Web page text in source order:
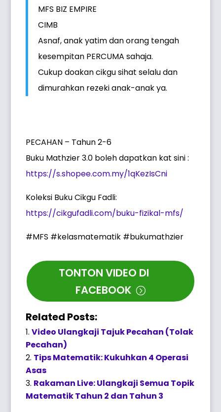
MFS BIZ EMPIRE
CIMB
Asnaf, anak yatim dan orang tengah
kesempitan PERCUMA sahaja.
Cukup doakan cikgu sihat selalu dan
dimurahkan rezeki anak-anak ya.
PECAHAN – Tahun 2-6
Buku Mathzier 3.0 boleh dapatkan kat sini :
https://s.shopee.com.my/1qKezIsCni
Koleksi Buku Cikgu Fadli:
https://cikgufadli.com/buku-fizikal-mfs/
#MFS #kelasmatematik #bukumathzier
TONTON VIDEO DI
FACEBOOK
Related Posts:
Video Ulangkaji Tajuk Pecahan (Tolak
Pecahan)
Tips Matematik: Kukuhkan 4 Operasi
Asas
Rakaman Live: Ulangkaji Semua Topik
Matematik Tahun 2 dan Tahun 3